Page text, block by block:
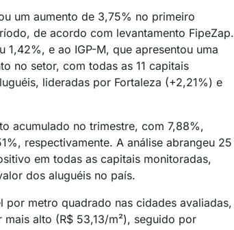
um aumento de 3,75% no primeiro
de acordo com levantamento FipeZap.
e ao IGP-M, que apresentou uma
no setor, com todas as 11 capitais
lideradas por Fortaleza (+2,21%) e
acumulado no trimestre, com 7,88%,
respectivamente. A análise abrangeu 25
em todas as capitais monitoradas,
dos aluguéis no país.
metro quadrado nas cidades avaliadas,
alto (R$ 53,13/m²), seguido por